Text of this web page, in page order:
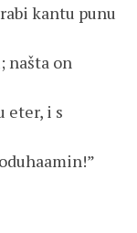
kantu punu
našta on
eter, i s